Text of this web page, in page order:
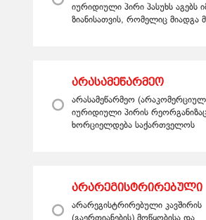
იურიდიული პირი პასუხს აგებს
ზიანისათვის, რომელიც მიადგა
არასამეწარმეო
(არაკომერციული)
იურიდიული პირის
რეორგანიზაცია და
არასამეწარმეო
იურიდიული პირის
ხორციელდება საქართველოს
არარეგისტრირებული
კავშირი (გაერთიანება)
არარეგისტრირებული კავშირის